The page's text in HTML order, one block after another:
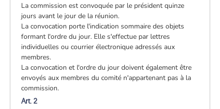
La commission est convoquée par le président quinze
jours avant le jour de la réunion.
La convocation porte l'indication sommaire des objets
formant l'ordre du jour. Elle s'effectue par lettres
individuelles ou courrier électronique adressés aux
membres.
La convocation et l'ordre du jour doivent également être
envoyés aux membres du comité n'appartenant pas à la
commission.
Art. 2